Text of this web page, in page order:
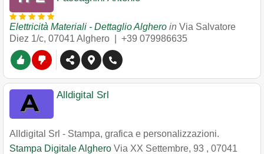
Elettricità Materiali - Dettaglio Alghero in Via Salvatore
Diez 1/c, 07041 Alghero +39 079986635
Alldigital Srl
Alldigital Srl - Stampa, grafica e personalizzazioni.
Stampa Digitale Alghero Via XX Settembre, 93 , 07041